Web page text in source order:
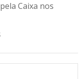
Caixa nos